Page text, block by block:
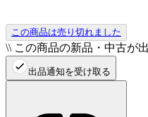
この商品は売り切れました
\\ この商品の新品・中古が
出品通知を受け取る